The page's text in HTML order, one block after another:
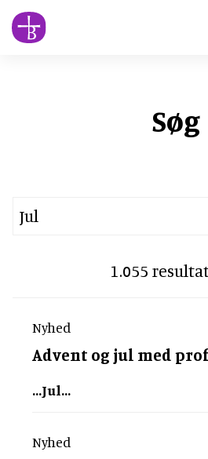
Skip
to
Søg
Searchstring the bible
1.055
Nyhed
Advent og jul med
...Jul...
Nyhed